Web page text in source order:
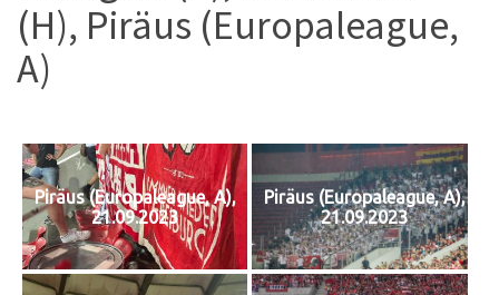
(H), Piräus (Europaleague,
A)
Piräus (Europaleague, A),
21.09.2023
Piräus (Europaleague, A),
21.09.2023